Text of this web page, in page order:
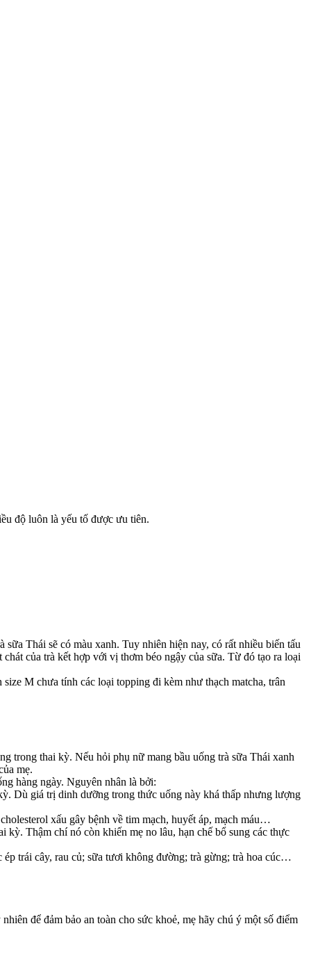
độ luôn là yếu tố được ưu tiên.
Thái sẽ có màu xanh. Tuy nhiên hiện nay, có rất nhiều biến tấu
của trà kết hợp với vị thơm béo ngậy của sữa. Từ đó tạo ra loại
M chưa tính các loại topping đi kèm như thạch matcha, trân
trong thai kỳ. Nếu hỏi phụ nữ mang bầu uống trà sữa Thái xanh
mẹ.
hàng ngày. Nguyên nhân là bởi:
Dù giá trị dinh dưỡng trong thức uống này khá thấp nhưng lượng
xấu gây bệnh về tim mạch, huyết áp, mạch máu…
Thậm chí nó còn khiến mẹ no lâu, hạn chế bổ sung các thực
trái cây, rau củ; sữa tươi không đường; trà gừng; trà hoa cúc…
để đảm bảo an toàn cho sức khoẻ, mẹ hãy chú ý một số điểm